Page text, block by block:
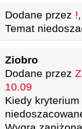
Dodane przez !
Temat
Ziobro
Dodane przez
10.09
Kiedy